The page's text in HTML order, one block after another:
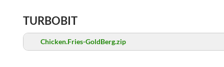
TURBOBIT
Chicken.Fries-GoldBerg.zip